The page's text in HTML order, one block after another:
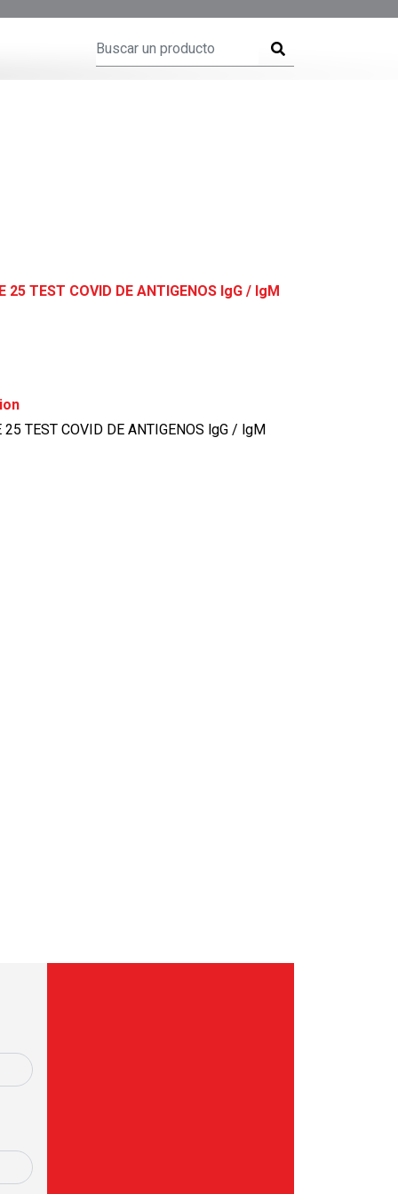
25 TEST COVID DE ANTIGENOS lgG / lgM
25 TEST COVID DE ANTIGENOS lgG / lgM